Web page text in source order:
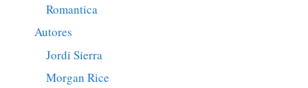
Romantica
Autores
Jordi Sierra
Morgan Rice